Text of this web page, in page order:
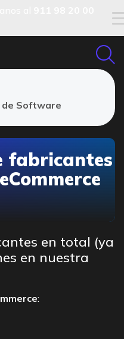
Software
fabricantes
en total (ya
en nuestra
: